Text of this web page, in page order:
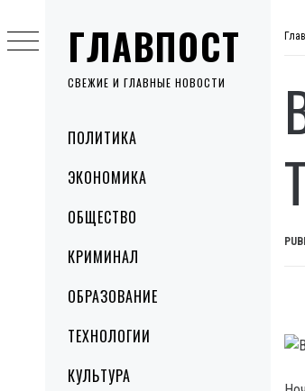
ГЛАВПОСТ
СВЕЖИЕ И ГЛАВНЫЕ НОВОСТИ
MenuПОЛИТИКА
ЭКОНОМИКА
ОБЩЕСТВО
КРИМИНАЛ
ОБРАЗОВАНИЕ
ТЕХНОЛОГИИ
КУЛЬТУРА
to
content